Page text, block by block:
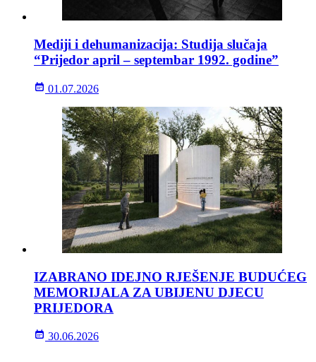
Mediji i dehumanizacija: Studija slučaja
“Prijedor april – septembar 1992. godine”
01.07.2026
IZABRANO IDEJNO RJEŠENJE BUDUĆEG
MEMORIJALA ZA UBIJENU DJECU
PRIJEDORA
30.06.2026